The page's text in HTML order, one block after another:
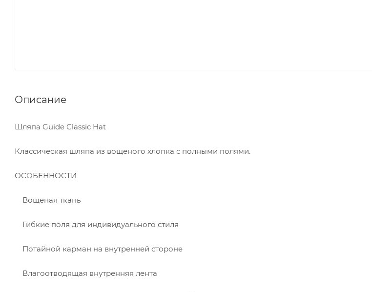
Описание
Шляпа Guide Classic Hat
Классическая шляпа из вощеного хлопка с полными полями.
ОСОБЕННОСТИ
Вощеная ткань
Гибкие поля для индивидуального стиля
Потайной карман на внутренней стороне
Влагоотводящая внутренняя лента